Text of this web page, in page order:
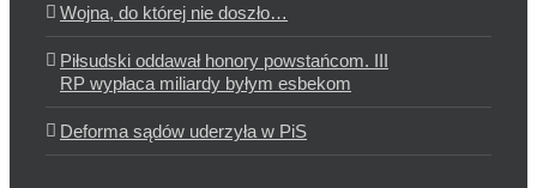
Wojna, do której nie doszło…
Piłsudski oddawał honory powstańcom. III
RP wypłaca miliardy byłym esbekom
Deforma sądów uderzyła w PiS